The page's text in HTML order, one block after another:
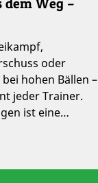
dem Weg –
oder
hohen Bällen –
jeder Trainer.
ist eine…